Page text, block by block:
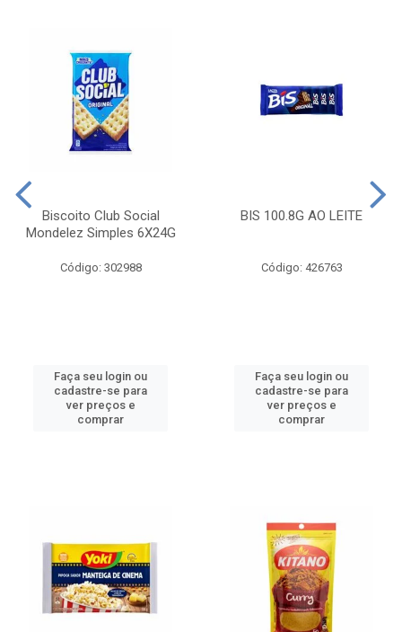
Biscoito Club Social
Mondelez Simples 6X24G
Código: 302988
Faça seu login ou
cadastre-se para
ver preços e
comprar
BIS 100.8G AO LEITE
Código: 426763
Faça seu login ou
cadastre-se para
ver preços e
comprar